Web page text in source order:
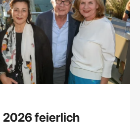
2026 feierlich